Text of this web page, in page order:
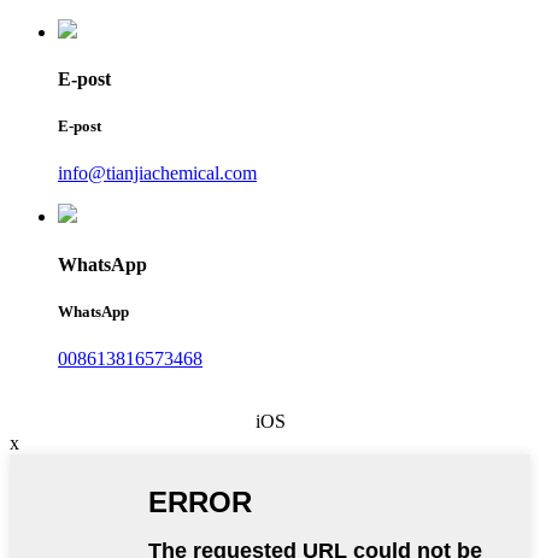
E-post
E-post
info@tianjiachemical.com
WhatsApp
WhatsApp
008613816573468
iOS
x